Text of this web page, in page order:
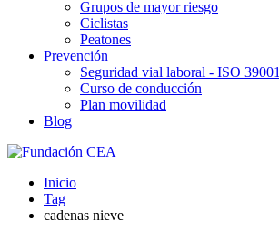
Grupos de mayor riesgo
Ciclistas
Peatones
Prevención
Seguridad vial laboral - ISO 39001
Curso de conducción
Plan movilidad
Blog
Inicio
Tag
cadenas nieve